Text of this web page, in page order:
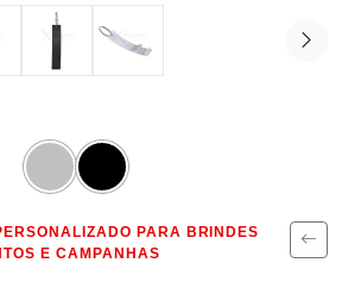
PARA BRINDES
E CAMPANHAS